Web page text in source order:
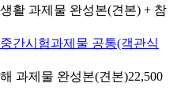
활 과제물 완성본(견본) + 참
중간시험과제물 공통(객관식
과제물 완성본(견본)22,500